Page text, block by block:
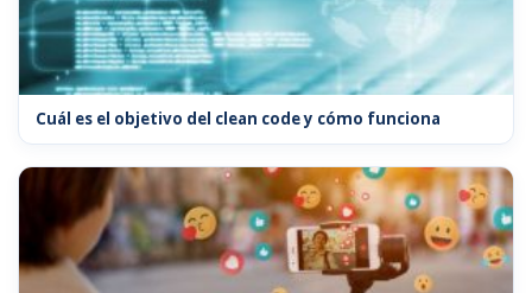
Cuál es el objetivo del clean code y cómo funciona